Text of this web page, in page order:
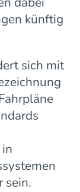
künftig
sich mit
sein.